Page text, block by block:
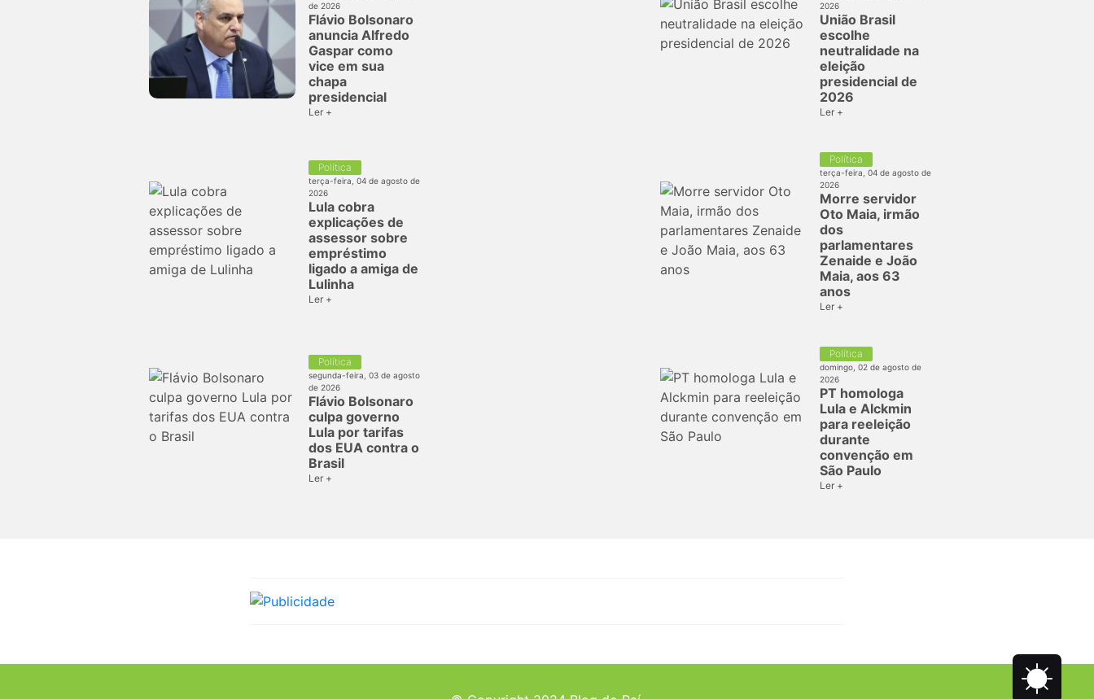
de 2026
Flávio Bolsonaro
anuncia Alfredo
Gaspar como
vice em sua
chapa
presidencial
Ler +
2026
União Brasil
escolhe
neutralidade na
eleição
presidencial de
2026
Ler +
Política
terça-feira, 04 de agosto de
2026
Lula cobra
explicações de
assessor sobre
empréstimo
ligado a amiga de
Lulinha
Ler +
Política
terça-feira, 04 de agosto de
2026
Morre servidor
Oto Maia, irmão
dos
parlamentares
Zenaide e João
Maia, aos 63
anos
Ler +
Política
segunda-feira, 03 de agosto
de 2026
Flávio Bolsonaro
culpa governo
Lula por tarifas
dos EUA contra o
Brasil
Ler +
Política
domingo, 02 de agosto de
2026
PT homologa
Lula e Alckmin
para reeleição
durante
convenção em
São Paulo
Ler +